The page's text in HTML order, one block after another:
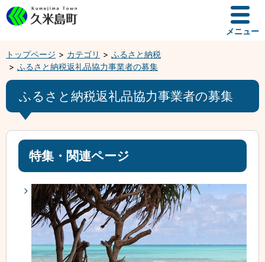
メニュー
トップページ カテゴリ
ふるさと納税
ふるさと納税返礼品協力事業者の募集
ふるさと納税返礼品協力事業者の募集
特集・関連ページ